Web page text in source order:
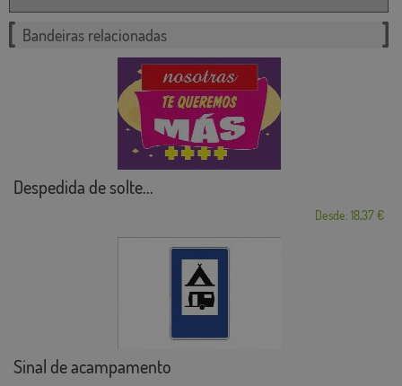
Bandeiras relacionadas
Despedida de solte...
Desde: 18,37 €
Sinal de acampamento